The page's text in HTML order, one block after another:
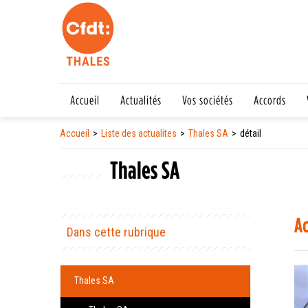
Accueil Actualités Vos sociétés Accords
Accueil Liste des actualites Thales SA détail
Thales SA
Dans cette rubrique
Thales SA